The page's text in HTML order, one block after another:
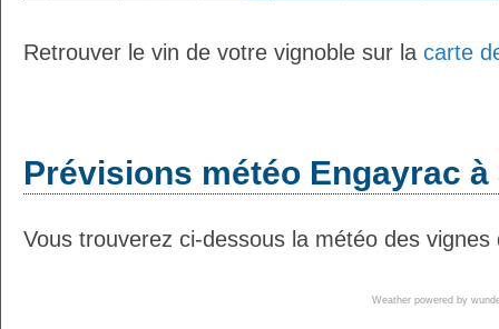
Retrouver le vin de votre vignoble sur la carte
Prévisions météo Engayrac
Vous trouverez ci-dessous la météo des
Weather powered by